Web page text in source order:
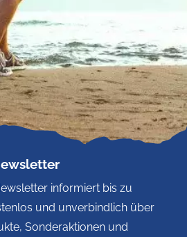
informiert bis zu
und unverbindlich über
Sonderaktionen und